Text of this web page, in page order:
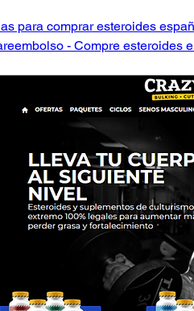
para comprar esteroides
- Compre esteroides